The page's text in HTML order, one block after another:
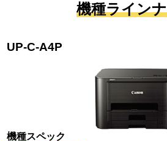
機種ライン
UP-C-A4P
機種スペック